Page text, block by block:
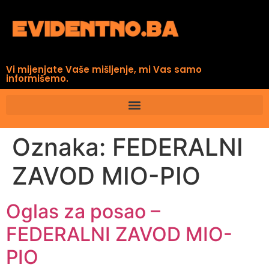
Vi mijenjate Vaše mišljenje, mi Vas samo
informišemo.
Oznaka: FEDERALNI
ZAVOD MIO-PIO
Oglas za posao –
FEDERALNI ZAVOD MIO-
PIO